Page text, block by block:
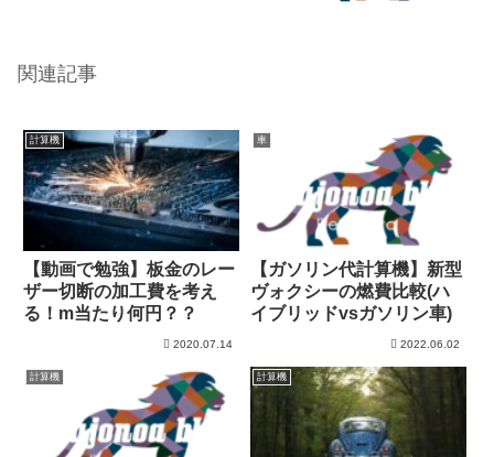
関連記事
計算機
【動画で勉強】板金のレー
ザー切断の加工費を考え
る！m当たり何円？？
2020.07.14
車
【ガソリン代計算機】新型
ヴォクシーの燃費比較(ハ
イブリッドvsガソリン車)
2022.06.02
計算機 計算機